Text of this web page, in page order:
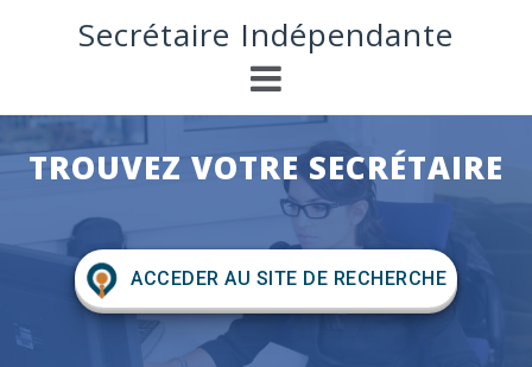
t
t
Secrétaire Indépendante
TROUVEZ VOTRE SECRÉTAIRE
ACCEDER AU SITE DE RECHERCHE